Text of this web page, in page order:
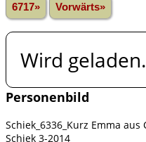
6717» Vorwärts»
Wird
Personenbild
Schiek_6336_Kurz Emma
Schiek 3-2014